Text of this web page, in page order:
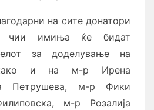
на сите донатори
чии имиња ќе бидат
за доделување на
како и на м-р Ирена
Петрушева, м-р Фики
м-р Розалија